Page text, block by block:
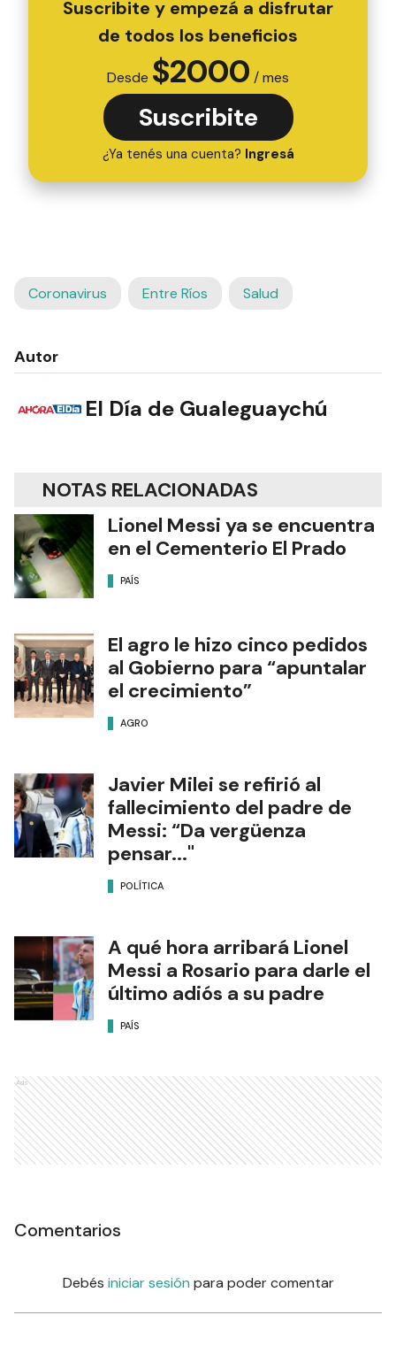
Suscribite y empezá a disfrutar
de todos los beneficios
Desde $2000 / mes
Suscribite
¿Ya tenés una cuenta? Ingresá
Coronavirus Entre Ríos Salud
Autor
El Día de Gualeguaychú
NOTAS RELACIONADAS
Lionel Messi ya se encuentra
en el Cementerio El Prado
PAÍS
El agro le hizo cinco pedidos
al Gobierno para “apuntalar
el crecimiento”
AGRO
Javier Milei se refirió al
fallecimiento del padre de
Messi: “Da vergüenza
pensar..."
POLÍTICA
A qué hora arribará Lionel
Messi a Rosario para darle el
último adiós a su padre
PAÍS
Ads
Comentarios
Debés iniciar sesión para poder comentar